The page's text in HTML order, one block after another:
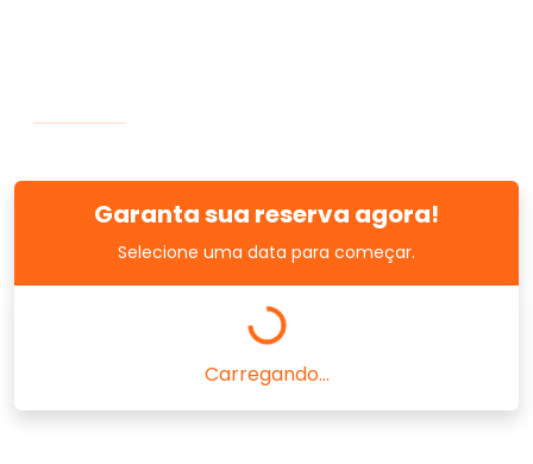
Garanta sua reserva agora!
Selecione uma data para começar.
Carregando...